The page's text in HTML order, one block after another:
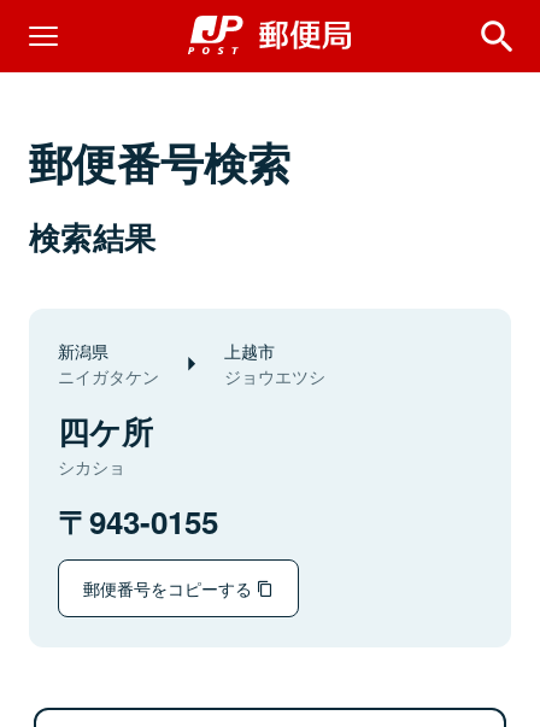
郵便番号検索
検索結果
新潟県
ニイガタケン
上越市
ジョウエツシ
四ケ所
シカショ
943-0155
郵便番号をコピーする